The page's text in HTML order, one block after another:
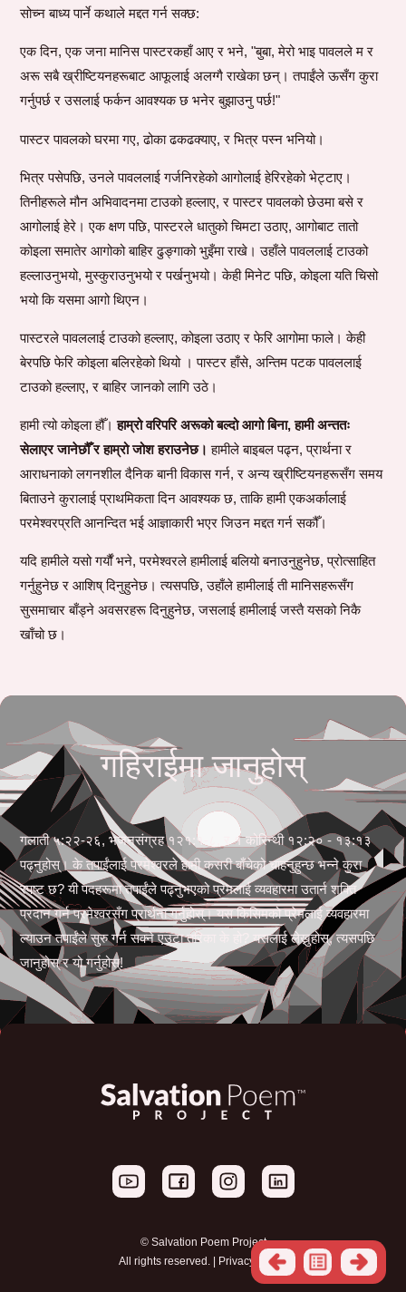
सोच्न बाध्य पार्ने कथाले मद्दत गर्न सक्छ:
एक दिन, एक जना मानिस पास्टरकहाँ आए र भने, "बुबा, मेरो भाइ पावलले म र
अरू सबै ख्रीष्टियनहरूबाट आफूलाई अलग्गै राखेका छन्। तपाईंले ऊसँग कुरा
गर्नुपर्छ र उसलाई फर्कन आवश्यक छ भनेर बुझाउनु पर्छ!"
पास्टर पावलको घरमा गए, ढोका ढकढक्याए, र भित्र पस्न भनियो।
भित्र पसेपछि, उनले पावललाई गर्जनिरहेको आगोलाई हेरिरहेको भेट्टाए।
तिनीहरूले मौन अभिवादनमा टाउको हल्लाए, र पास्टर पावलको छेउमा बसे र
आगोलाई हेरे। एक क्षण पछि, पास्टरले धातुको चिमटा उठाए, आगोबाट तातो
कोइला समातेर आगोको बाहिर ढुङ्गाको भुइँमा राखे। उहाँले पावललाई टाउको
हल्लाउनुभयो, ​​मुस्कुराउनुभयो र पर्खनुभयो। केही मिनेट पछि, कोइला यति चिसो
भयो कि यसमा आगो थिएन।
पास्टरले पावललाई टाउको हल्लाए, कोइला उठाए र फेरि आगोमा फाले। केही
बेरपछि फेरि कोइला बलिरहेको थियो । पास्टर हाँसे, अन्तिम पटक पावललाई
टाउको हल्लाए, र बाहिर जानको लागि उठे।
हामी त्यो कोइला हौँ।हाम्रो वरिपरि अरूको बल्दो आगो बिना, हामी अन्ततः
सेलाएर जानेछौँ र हाम्रो जोश हराउनेछ। हामीले बाइबल पढ्न, प्रार्थना र
आराधनाको लगनशील दैनिक बानी विकास गर्न, र अन्य ख्रीष्टियनहरूसँग समय
बिताउने कुरालाई प्राथमिकता दिन आवश्यक छ, ताकि हामी एकअर्कालाई
परमेश्वरप्रति आनन्दित भई आज्ञाकारी भएर जिउन मद्दत गर्न सकौँ।
यदि हामीले यसो गर्यौं भने, परमेश्वरले हामीलाई बलियो बनाउनुहुनेछ, प्रोत्साहित
गर्नुहुनेछ र आशिष् दिनुहुनेछ। त्यसपछि, उहाँले हामीलाई ती मानिसहरूसँग
सुसमाचार बाँड्ने अवसरहरू दिनुहुनेछ, जसलाई हामीलाई जस्तै यसको निकै
खाँचो छ।
गहिराईमा जानुहोस्
गलाती ५:२२-२६, भजनसंग्रह १२१:१-८, र १ कोरिन्थी १२:२० - १३:१३
पढ्नुहोस्। के तपाईंलाई परमेश्वरले हामी कसरी बाँचेको चाहनुहुन्छ भन्ने कुरा
स्पष्ट छ? यी पदहरूमा तपाईंले पढ्नुभएको प्रेमलाई व्यवहारमा उतार्न शक्ति
प्रदान गर्न परमेश्वरसँग प्रार्थना गर्नुहोस्। यस किसिमको प्रेमलाई व्यवहारमा
ल्याउन तपाईंले सुरु गर्न सक्ने एउटा तरिका के हो? यसलाई लेख्नुहोस्, त्यसपछि
जानुहोस् र यो गर्नुहोस्!
© Salvation Poem Project
All rights reserved. | Privacy Policy